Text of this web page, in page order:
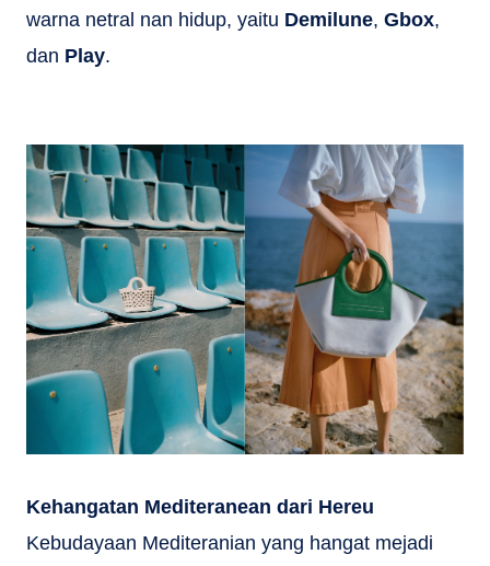
warna netral nan hidup, yaitu Demilune, Gbox,
dan Play.
Kehangatan Mediteranean dari Hereu
Kebudayaan Mediteranian yang hangat mejadi